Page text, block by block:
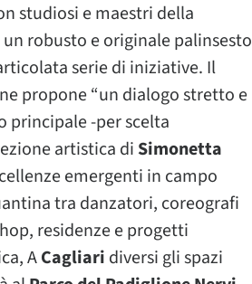
studiosi e maestri della
robusto e originale palinsesto
serie di iniziative. Il
propone “un dialogo stretto e
principale -per scelta
artistica di Simonetta
emergenti in campo
tra danzatori, coreografi
residenze e progetti
ACagliari diversi gli spazi